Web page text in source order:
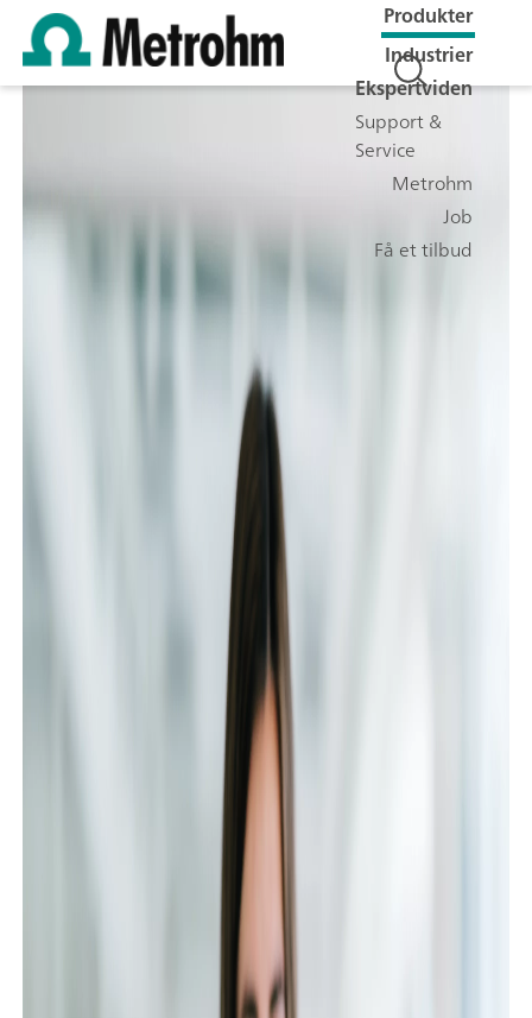
Produkter
Industrier
Ekspertviden
Support &
Service
Metrohm
Job
Få et tilbud